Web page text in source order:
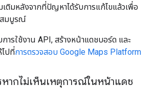
เติมหลังจากที่ปัญหาได้รับการแก้ไขแล้วเพื่อ
สมบูรณ์
ารใช้งาน API, สร้างหน้าแดชบอร์ด และ
ไปที่การตรวจสอบ Google Maps Platform
หากไม่เห็นเหตุการณ์ในหน้าแดช